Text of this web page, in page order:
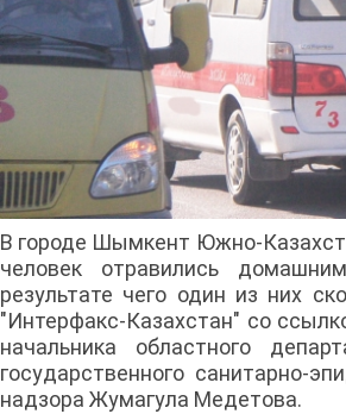
В городе Шымкент Южно-
человек отравились
результате чего один из них
"Интерфакс-Казахстан" со
начальника областного
государственного санитарно-
надзора Жумагула Медетова.